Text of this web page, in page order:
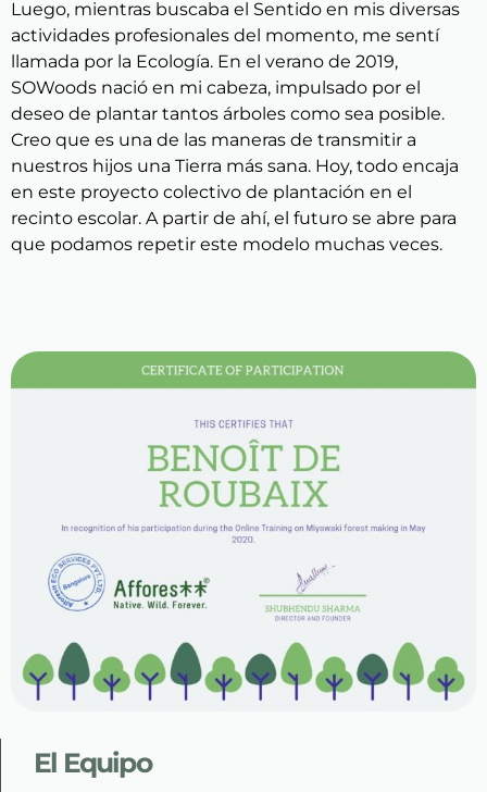
Luego, mientras buscaba el Sentido en mis diversas
actividades profesionales del momento, me sentí
llamada por la Ecología. En el verano de 2019,
SOWoods nació en mi cabeza, impulsado por el
deseo de plantar tantos árboles como sea posible.
Creo que es una de las maneras de transmitir a
nuestros hijos una Tierra más sana. Hoy, todo encaja
en este proyecto colectivo de plantación en el
recinto escolar. A partir de ahí, el futuro se abre para
que podamos repetir este modelo muchas veces.
El Equipo​